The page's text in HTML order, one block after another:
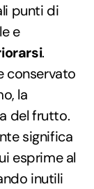
punti di
e
.
conservato
la
del frutto.
significa
esprime al
inutili